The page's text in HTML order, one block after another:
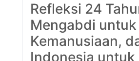
Refleksi 24
Mengabdi untuk
Kemanusiaan,
Indonesia untuk